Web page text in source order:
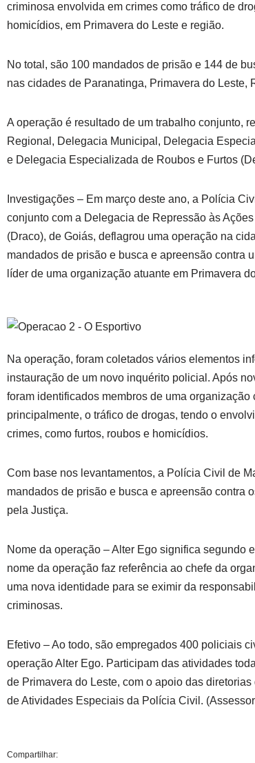
criminosa envolvida em crimes como tráfico de
homicídios, em Primavera do Leste e região.
No total, são 100 mandados de prisão e 144 de
nas cidades de Paranatinga, Primavera do Leste,
A operação é resultado de um trabalho conjunto,
Regional, Delegacia Municipal, Delegacia
e Delegacia Especializada de Roubos e Furtos
Investigações – Em março deste ano, a Polícia
conjunto com a Delegacia de Repressão às
(Draco), de Goiás, deflagrou uma operação na
mandados de prisão e busca e apreensão contra
líder de uma organização atuante em Primavera
Na operação, foram coletados vários elementos
instauração de um novo inquérito policial. Após
foram identificados membros de uma organização
principalmente, o tráfico de drogas, tendo o
crimes, como furtos, roubos e homicídios.
Com base nos levantamentos, a Polícia Civil de
mandados de prisão e busca e apreensão contra
pela Justiça.
Nome da operação – Alter Ego significa segundo
nome da operação faz referência ao chefe da
uma nova identidade para se eximir da
criminosas.
Efetivo – Ao todo, são empregados 400 policiais
operação Alter Ego. Participam das atividades
de Primavera do Leste, com o apoio das
de Atividades Especiais da Polícia Civil.
Compartilhar: